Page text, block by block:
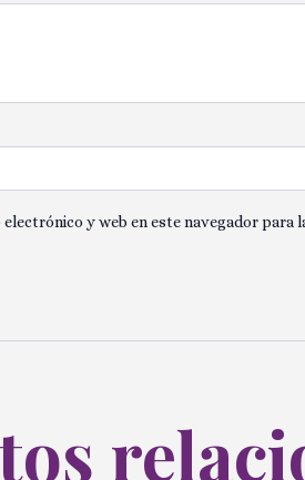
y web en este navegador para